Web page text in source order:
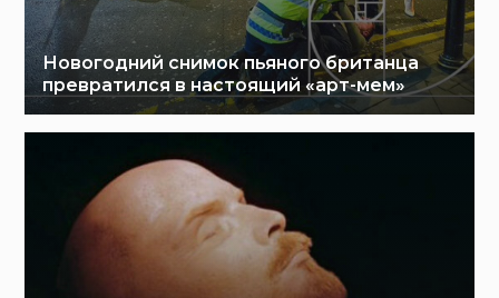
Новогодний снимок пьяного британца
превратился в настоящий «арт-мем»